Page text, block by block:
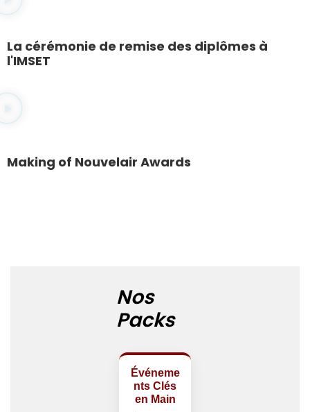
La cérémonie de remise des diplômes à
l'IMSET
Making of Nouvelair Awards
Nos
Packs
Événeme
nts Clés
en Main